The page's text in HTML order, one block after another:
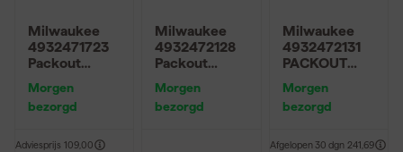
Milwaukee
4932471723
Packout
Gereedschap
skist - 411 x
Morgen
bezorgd
Adviesprijs 109,00
Milwaukee
4932472128
Packout
werkoppervla
k - 60 x 650 x
Morgen
bezorgd
Milwaukee
4932472131
PACKOUT
180kg
Morgen
bezorgd
Afgelopen 30 dgn 241,69